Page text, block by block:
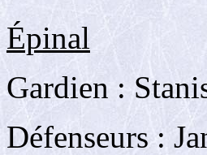
Épinal
Gardien :
Défenseurs :